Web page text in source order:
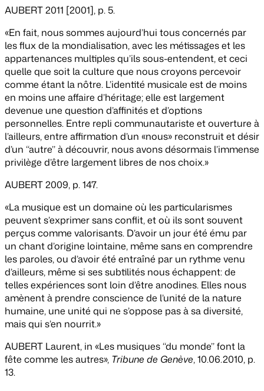
AUBERT2011 [2001], p. 5.
«En fait, nous sommes aujourd’hui tous concernés par
les flux de la mondialisation, avec les métissages et les
appartenances multiples qu’ils sous-entendent, et ceci
quelle que soit la culture que nous croyons percevoir
comme étant la nôtre. L’identité musicale est de moins
en moins une affaire d’héritage; elle est largement
devenue une question d’affinités et d’options
personnelles. Entre repli communautariste et ouverture à
l’ailleurs, entre affirmation d’un «nous» reconstruit et désir
d’un ‘‘autre’’ à découvrir, nous avons désormais l’immense
privilège d’être largement libres de nos choix.»
AUBERT 2009, p. 147.
«La musique est un domaine où les particularismes
peuvent s’exprimer sans conflit, et où ils sont souvent
perçus comme valorisants. D’avoir un jour été ému par
un chant d’origine lointaine, même sans en comprendre
les paroles, ou d’avoir été entraîné par un rythme venu
d’ailleurs, même si ses subtilités nous échappent: de
telles expériences sont loin d’être anodines. Elles nous
amènent à prendre conscience de l’unité de la nature
humaine, une unité qui ne s’oppose pas à sa diversité,
mais qui s’en nourrit.»
AUBERT Laurent, in «Les musiques ‘‘du monde’’ font la
fête comme les autres», Tribune de Genève, 10.06.2010, p.
13.